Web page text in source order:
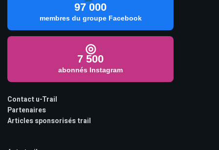
97 000
membres du groupe Facebook
◎
7 500
abonnés Instagram
Contact u-Trail
Partenaires
Articles sponsorisés trail